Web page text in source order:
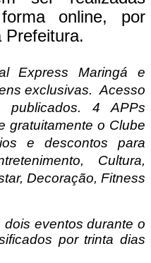
online, por
Prefeitura.
Express Maringá e
exclusivas. Acesso
publicados. 4 APPs
gratuitamente o Clube
e descontos para
Cultura,
Decoração, Fitness
eventos durante o
por trinta dias